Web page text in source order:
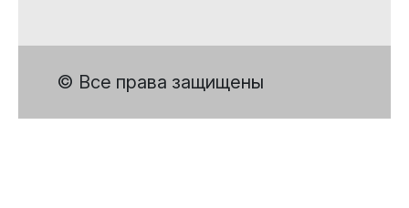
© Все права защищены